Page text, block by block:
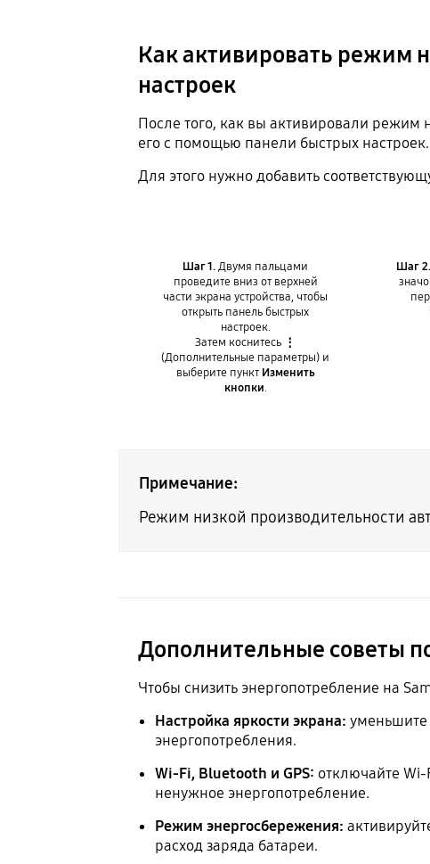
Как активировать режим
настроек
После того, как вы активировали режим
его с помощью панели быстрых настроек.
Для этого нужно добавить
Шаг 1.Двумя пальцами
проведите вниз от верхней
части экрана устройства, чтобы
открыть панель быстрых
настроек.
Затем коснитесь ⋮
(Дополнительные параметры) и
выберите пункт Изменить
кнопки.
Шаг 2.
Примечание:
Режим низкой производительности
Дополнительные советы
Чтобы снизить энергопотребление на
Настройка яркости экрана: уменьшите
энергопотребления.
Wi-Fi, Bluetooth и GPS: отключайте
ненужное энергопотребление.
Режим энергосбережения:
расход заряда батареи.